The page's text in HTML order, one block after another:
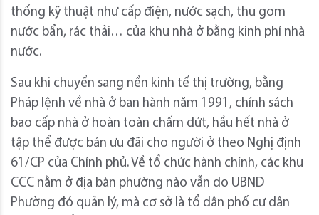
thống kỹ thuật như cấp điện, nước sạch, thu gom
nước bẩn, rác thải… của khu nhà ở bằng kinh phí nhà
nước.
Sau khi chuyển sang nền kinh tế thị trường, bằng
Pháp lệnh về nhà ở ban hành năm 1991, chính sách
bao cấp nhà ở hoàn toàn chấm dứt, hầu hết nhà ở
tập thể được bán ưu đãi cho người ở theo Nghị định
61/CP của Chính phủ. Về tổ chức hành chính, các khu
CCC nằm ở địa bàn phường nào vẫn do UBND
Phường đó quản lý, mà cơ sở là tổ dân phố cư dân